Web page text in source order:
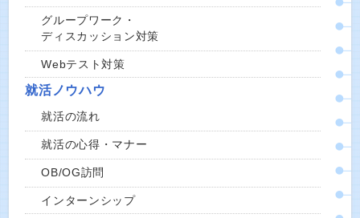
グループワーク・
ディスカッション対策
Webテスト対策
就活ノウハウ
就活の流れ
就活の心得・マナー
OB/OG訪問
インターンシップ